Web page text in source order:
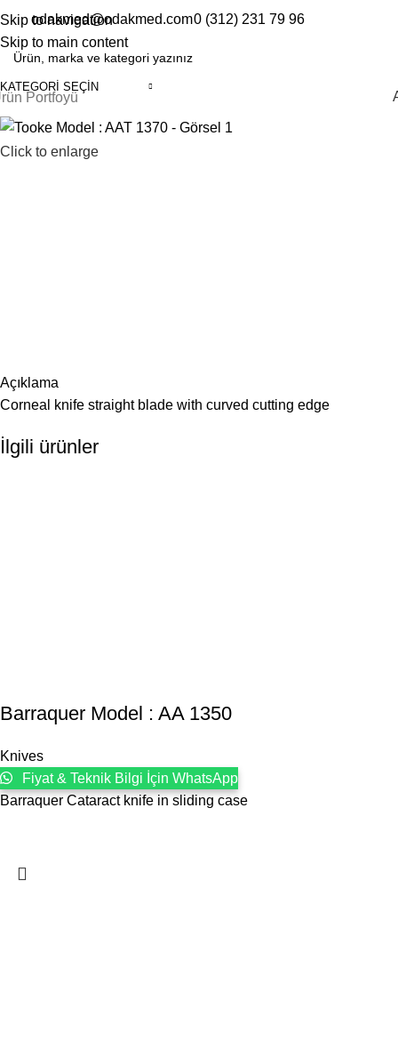
Skip to navigation
Skip to main content
ENTR odakmed@odakmed.com0 (312) 231 79 96
KATEGORI SEÇIN
Portfoyü
Click to enlarge
Açıklama
Corneal knife straight blade with curved cutting edge
İlgili ürünler
Barraquer Model : AA 1350
Knives
Fiyat & Teknik Bilgi İçin WhatsApp
Barraquer Cataract knife in sliding case